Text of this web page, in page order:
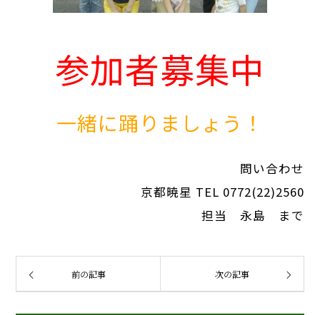
参加者募集中
一緒に踊りましょう！
問い合わせ
京都暁星 TEL 0772(22)2560
担当 永島 まで
前の記事 次の記事